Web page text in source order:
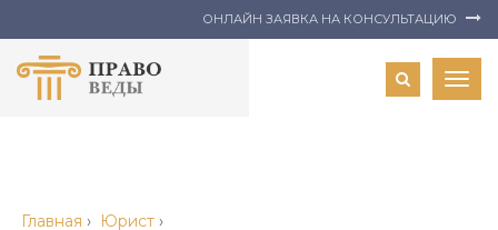
ОНЛАЙН ЗАЯВКА НА КОНСУЛЬТАЦИЮ
Главная › Юрист ›